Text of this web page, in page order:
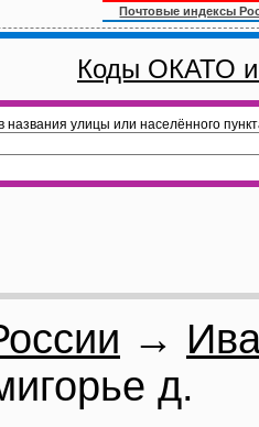
Почтовые индексы
Коды ОКАТО
названия улицы или населённого
→
д.